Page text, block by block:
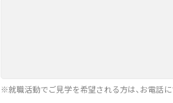
※就職活動でご見学を希望される方は、お電話